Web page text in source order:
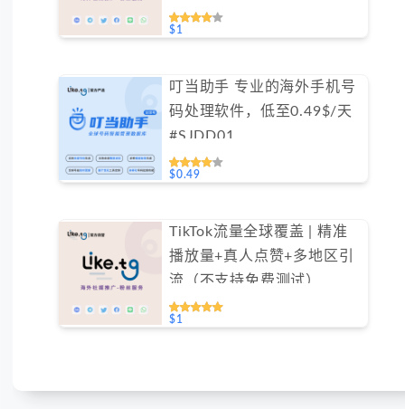
$1
叮当助手 专业的海外手机号
码处理软件，低至0.49$/天
#SJDD01
$0.49
TikTok流量全球覆盖 | 精准
播放量+真人点赞+多地区引
流（不支持免费测试）
$1